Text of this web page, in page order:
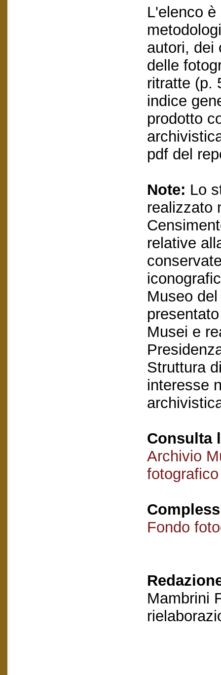
L'elenco
autori, dei
delle
ritratte (p.
indice
prodotto
pdf del
Note: Lo
realizzato
relative
Museo
Musei e
Struttura
interesse
Consulta
Archivio
fotografico
Fondo
Mambrini